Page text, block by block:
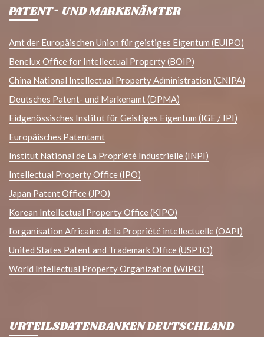
PATENT- UND MARKENÄMTER
Amt der Europäischen Union für geistiges Eigentum (EUIPO)
Benelux Office for Intellectual Property (BOIP)
China National Intellectual Property Administration (CNIPA)
Deutsches Patent- und Markenamt (DPMA)
Eidgenössisches Institut für Geistiges Eigentum (IGE / IPI)
Europäisches Patentamt
Institut National de La Propriété Industrielle (INPI)
Intellectual Property Office (IPO)
Japan Patent Office (JPO)
Korean Intellectual Property Office (KIPO)
l'organisation Africaine de la Propriété intellectuelle (OAPI)
United States Patent and Trademark Office (USPTO)
World Intellectual Property Organization (WIPO)
URTEILSDATENBANKEN DEUTSCHLAND